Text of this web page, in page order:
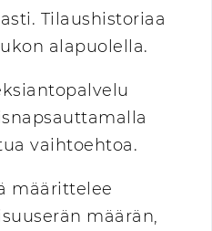
Tilaushistoriaa
alapuolella.
vaihtoehtoa.
määrittelee
määrän,